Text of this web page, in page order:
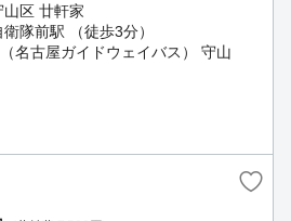
区 廿軒家
隊前駅 （徒歩3分）
名古屋ガイドウェイバス） 守山